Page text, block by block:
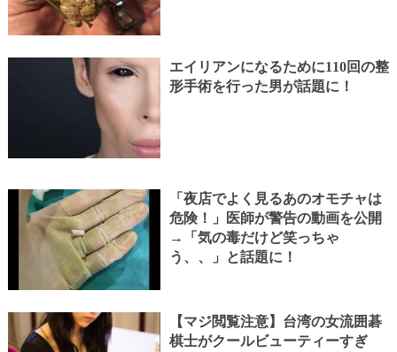
エイリアンになるために110回の整
形手術を行った男が話題に！
「夜店でよく見るあのオモチャは
危険！」医師が警告の動画を公開
→「気の毒だけど笑っちゃ
う、、」と話題に！
【マジ閲覧注意】台湾の女流囲碁
棋士がクールビューティーすぎ